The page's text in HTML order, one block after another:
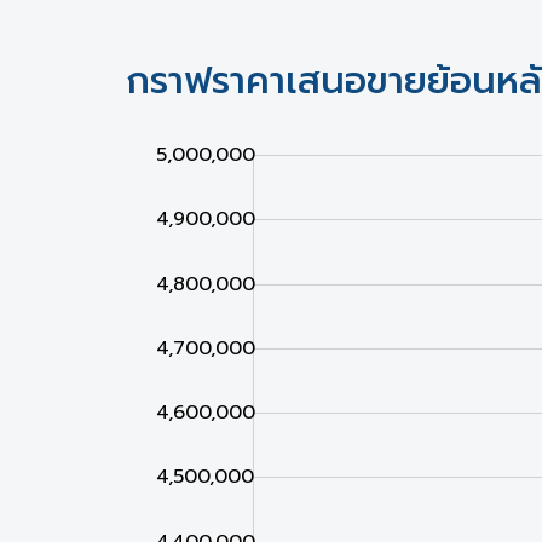
กราฟราคาเสนอขายย้อนห
4,000,000
4,500,000
4,600,000
4,700,000
4,800,000
4,900,000
5,000,000